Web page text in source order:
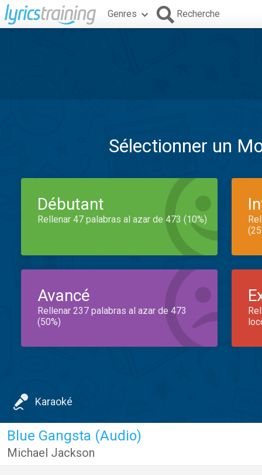
Genres Recherche
Sélectionner un
Débutant
Rellenar 47 palabras al azar de 473 (10%)
Avancé
Rellenar 237 palabras al azar de 473
(50%)
Karaoké
Blue Gangsta (Audio)
Michael Jackson